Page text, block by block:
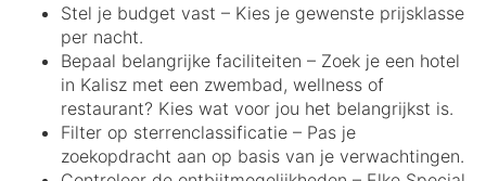
Stel je budget vast – Kies je gewenste prijsklasse
per nacht.
Bepaal belangrijke faciliteiten – Zoek je een hotel
in Kalisz met een zwembad, wellness of
restaurant? Kies wat voor jou het belangrijkst is.
Filter op sterrenclassificatie – Pas je
zoekopdracht aan op basis van je verwachtingen.